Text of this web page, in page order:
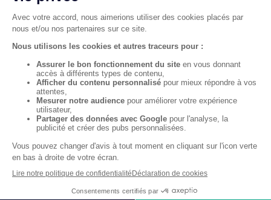
Arrêts de travail et IJSS AT/MP : les
décrets LFSS 2026
Trois décrets du 12 juin 2026 précisent les
travail et de versement des IJSS en cas
d'AT/MP. Le point sur ces nouvelles règles.
Lire l'article